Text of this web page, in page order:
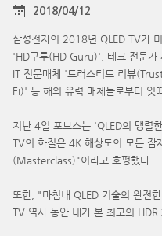
2018/04/12
삼성전자의 2018년 QLED TV가
'HD구루(HD Guru)', 테크 전문가
IT 전문매체 '트러스티드 리뷰
Fi)' 등 해외 유력 매체들로부터 잇
지난 4일 포브스는 'QLED의 맹렬
TV의 화질은 4K 해상도의 모든 잠
(Masterclass)"이라고 호평했다.
또한, "마침내 QLED 기술의 완전
TV 역사 동안 내가 본 최고의 HDR